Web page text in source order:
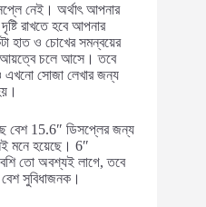
নেই। অর্থাৎ আপনার
রাখতে হবে আপনার
হাত ও চোখের সমন্বয়ের
আয়ত্বে চলে আসে। তবে
এখনো সোজা লেখার জন্য
বেশ 15.6″ ডিসপ্লের জন্য
মনে হয়েছে। 6″
তো অবশ্যই লাগে, তবে
সুবিধাজনক।